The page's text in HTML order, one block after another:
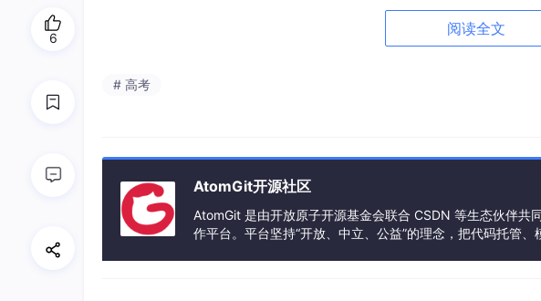
阅读全文
# 高考
AtomGit开源社区
AtomGit 是由开放原子开源基金会联合 CSDN 等生态伙伴共
作平台。平台坚持“开放、中立、公益”的理念，把代码托管
6